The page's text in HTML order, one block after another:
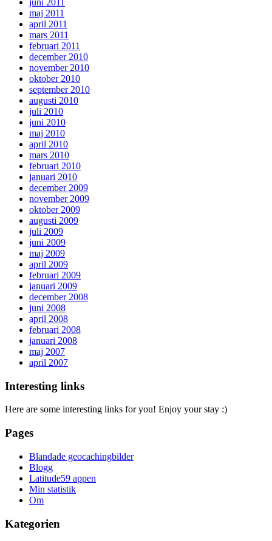
juni 2011
maj 2011
april 2011
mars 2011
februari 2011
december 2010
november 2010
oktober 2010
september 2010
augusti 2010
juli 2010
juni 2010
maj 2010
april 2010
mars 2010
februari 2010
januari 2010
december 2009
november 2009
oktober 2009
augusti 2009
juli 2009
juni 2009
maj 2009
april 2009
februari 2009
januari 2009
december 2008
juni 2008
april 2008
februari 2008
januari 2008
maj 2007
april 2007
Interesting links
Here are some interesting links for you! Enjoy your stay :)
Pages
Blandade geocachingbilder
Blogg
Latitude59 appen
Min statistik
Om
Kategorien